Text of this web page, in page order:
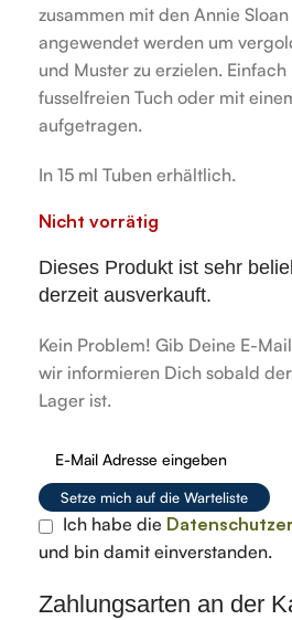
zusammen mit den Annie
angewendet werden um
und Muster zu erzielen.
fusselfreien Tuch oder mit
aufgetragen.
In 15 ml Tuben erhältlich.
Nicht vorrätig
Dieses Produkt ist sehr
derzeit ausverkauft.
Kein Problem! Gib Deine E-
wir informieren Dich sobald
Lager ist.
Setze mich auf die Warteliste
Ich habe die
und bin damit einverstanden.
Zahlungsarten an der